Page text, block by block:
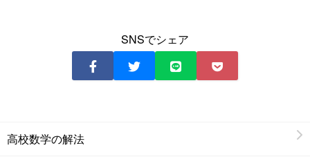
SNSでシェア
高校数学の解法